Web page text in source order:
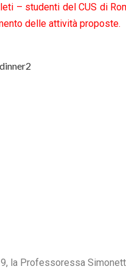
– studenti del CUS di
delle attività proposte.
la Professoressa